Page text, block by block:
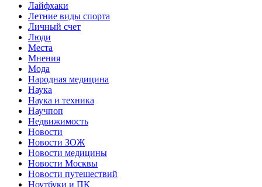
Лайфхаки
Летние виды спорта
Личный счет
Люди
Места
Мнения
Мода
Народная медицина
Наука
Наука и техника
Научпоп
Недвижимость
Новости
Новости ЗОЖ
Новости медицины
Новости Москвы
Новости путешествий
Ноутбуки и ПК